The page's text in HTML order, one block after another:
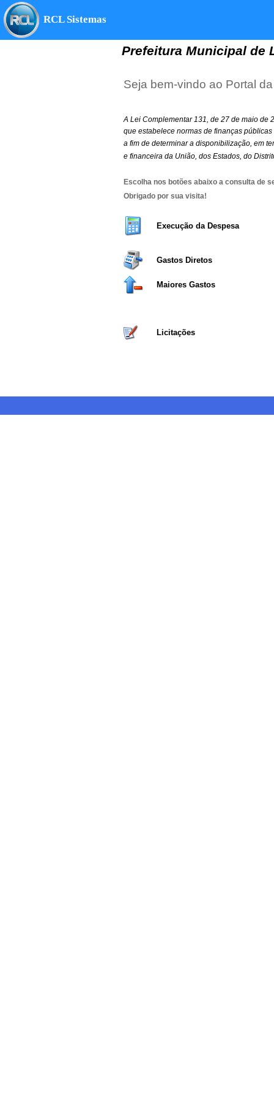
RCL Sistemas
Prefeitura Municipal de
Seja bem-vindo ao Portal
A Lei Complementar 131, de 27 de maio de
que estabelece normas de finanças
a fim de determinar a disponibilização, em
e financeira da União, dos Estados, do
Escolha nos botões abaixo a consulta de
Obrigado por sua visita!
Execução da Despesa
Gastos Diretos
Maiores Gastos
Licitações